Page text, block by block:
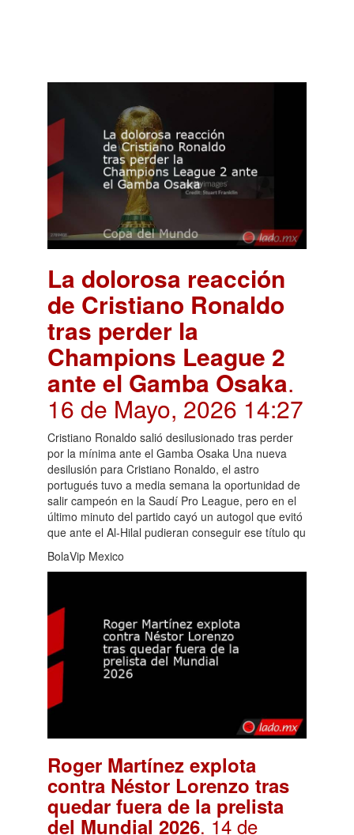
La dolorosa reacción
de Cristiano Ronaldo
tras perder la
Champions League 2
ante el Gamba Osaka.
16 de Mayo, 2026 14:27
Cristiano Ronaldo salió desilusionado tras perder
por la mínima ante el Gamba Osaka Una nueva
desilusión para Cristiano Ronaldo, el astro
portugués tuvo a media semana la oportunidad de
salir campeón en la Saudí Pro League, pero en el
último minuto del partido cayó un autogol que evitó
que ante el Al-Hilal pudieran conseguir ese título qu
BolaVip Mexico
Roger Martínez explota
contra Néstor Lorenzo tras
quedar fuera de la prelista
del Mundial 2026. 14 de